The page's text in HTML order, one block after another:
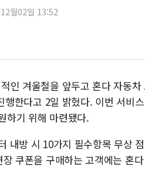
트럼프 "금리
특정 정치인
李 "해남 태양
李 대통령, '6
트럼프, 中 겨
남동발전, 해
월02일 13:52
인 겨울철을 앞두고 혼다 자동
한다고 2일 밝혔다. 이번 서비
하기 위해 마련됐다.
내방 시 10가지 필수항목 무상
쿠폰을 구매하는 고객에는 혼